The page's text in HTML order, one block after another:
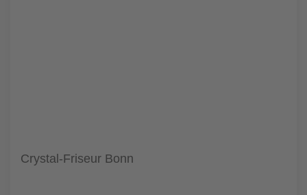
Crystal-Friseur Bonn